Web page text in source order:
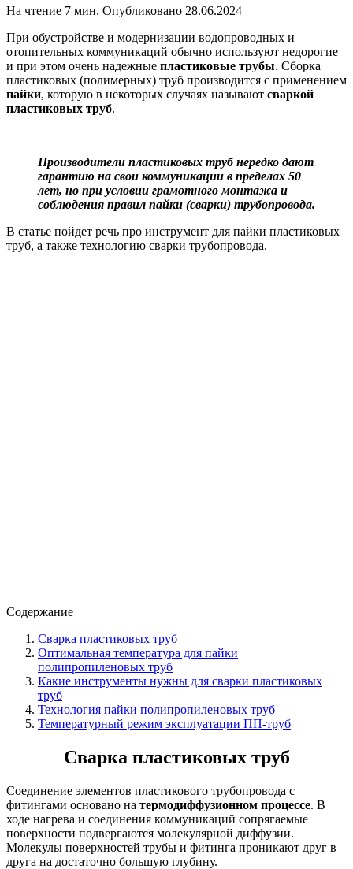
На чтение 7 мин. Опубликовано 28.06.2024
При обустройстве и модернизации водопроводных и
отопительных коммуникаций обычно используют недорогие
и при этом очень надежные пластиковые трубы. Сборка
пластиковых (полимерных) труб производится с применением
пайки, которую в некоторых случаях называют сваркой
пластиковых труб.
Производители пластиковых труб нередко дают
гарантию на свои коммуникации в пределах 50
лет, но при условии грамотного монтажа и
соблюдения правил пайки (сварки) трубопровода.
В статье пойдет речь про инструмент для пайки пластиковых
труб, а также технологию сварки трубопровода.
Содержание
Сварка пластиковых труб
Оптимальная температура для пайки
полипропиленовых труб
Какие инструменты нужны для сварки пластиковых
труб
Технология пайки полипропиленовых труб
Температурный режим эксплуатации ПП-труб
Сварка пластиковых труб
Соединение элементов пластикового трубопровода с
фитингами основано на термодиффузионном процессе. В
ходе нагрева и соединения коммуникаций сопрягаемые
поверхности подвергаются молекулярной диффузии.
Молекулы поверхностей трубы и фитинга проникают друг в
друга на достаточно большую глубину.